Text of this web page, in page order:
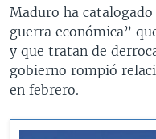
Maduro ha
guerra económica”
y que tratan de
gobierno rompió
en febrero.